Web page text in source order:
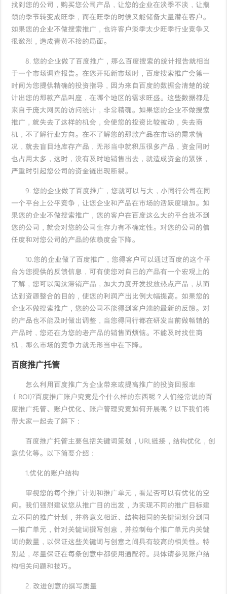
找到您的公司，购买您公司产品，让您的企业在淡季不淡，让瓶
颈的季节转变成旺季，而在旺季的时候又能储备大量潜在客户。
如果您的企业不做搜索推广，也许客户淡季太少旺季行业竞争又
很激烈，造成青黄不接的局面。
8. 您的企业做了百度推广，那么百度搜索的统计报告就相当
于一个市场调查报告。在您开拓新市场时，百度搜索推广会第一
时间为您提供精确的投资指导，因为来自百度的数据会清楚的统
计出您的那款产品叫座，在哪个地区的需求旺盛。这些数据都是
来自于庞大网民的访问统计，非常精确。如果您的企业不做搜索
推广，就失去了这样的机会，会使您的投资比较被动，失去商
机，不了解行业方向。在不了解您的那款产品在市场的需求情
况，就去盲目地库存产品，无形当中就积压很多产品，资金同时
也占用太多，这时，没有及时地销售出去，就造成资金的紧张，
严重时引起您公司的资金链出现断裂。
9. 您的企业做了百度推广，您就可以与大，小同行公司在同
一个平台上公平竞争，让您企业和产品在市场的活跃度增加。如
果您的企业不做搜索推广，您的客户在百度这么大的平台找不到
您的公司，就会对您的公司生存力有不确定性。对您的公司的信
任度和对您公司的产品的依赖度会下降。
10.您的企业做了百度推广，您得客户可以通过百度的这个平
台为您提供的反馈信息，可有使您对自己的产品有一个宏观上的
了解，您可以淘汰滞销产品，加大力度开发投放热点产品，从而
达到资源整合的目的，使您的利润产出比例大幅提高。如果您的
企业不做搜索推广，您的公司不能得到客户端的最新的反馈。对
的产品也不能及时做出调整，当您得同行都在研发当前做畅销的
产品时，您还在为您的老产品的销售而烦恼。不能及时找住商
机，那么市场的竞争力就无形当中在下降。
百度推广托管
怎么利用百度推广为企业带来或提高推广的投资回报率
（ROI)?百度推广账户究竟是个什么样的东西呢？人们经常说的百
度推广托管、账户优化、账户管理究竟如何开展呢？以下我们将
带大家一起去了解下：
百度推广托管主要包括关键词策划，URL链接，结构优化，创
意优化等。以下简要介绍：
1.优化的账户结构
审视您的每个推广计划和推广单元，看是否可以有优化的空
间。我们强烈建议您从推广目的出发，为实现不同的推广目标建
立不同的推广计划，并将意义相近、结构相同的关键词划分到同
一推广单元，针对关键词撰写创意，并控制每个推广单元内关键
词的数量，以保证这些关键词与创意之间具有较高的相关性。特
别是，尽量保证在每条创意中都使用通配符。具体请参见账户结
构相关问题和技巧。
2. 改进创意的撰写质量